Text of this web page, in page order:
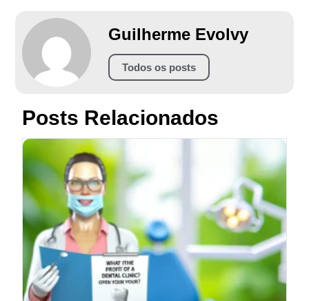
Guilherme Evolvy
Todos os posts
Posts Relacionados